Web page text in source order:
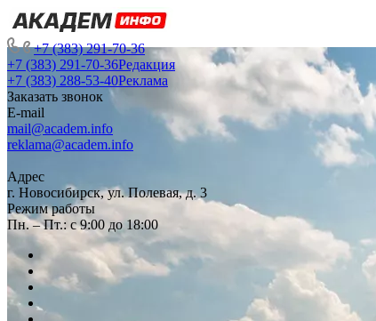
+7 (383) 291-70-36
+7 (383) 291-70-36Редакция
+7 (383) 288-53-40Реклама
Заказать звонок
E-mail
mail@academ.info
reklama@academ.info
Адрес
г. Новосибирск, ул. Полевая, д. 3
Режим работы
Пн. – Пт.: с 9:00 до 18:00